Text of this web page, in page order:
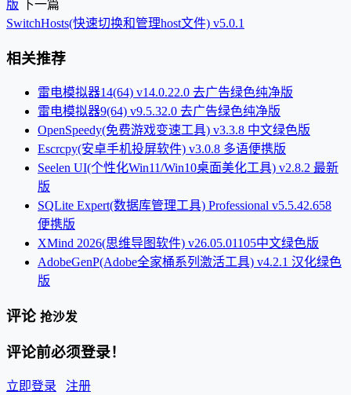
版
下一篇
SwitchHosts(快速切换和管理host文件) v5.0.1
相关推荐
雷电模拟器14(64) v14.0.22.0 去广告绿色纯净版
雷电模拟器9(64) v9.5.32.0 去广告绿色纯净版
OpenSpeedy(免费游戏变速工具) v3.3.8 中文绿色版
Escrcpy(安卓手机投屏软件) v3.0.8 多语便携版
Seelen UI(个性化Win11/Win10桌面美化工具) v2.8.2 最新
版
SQLite Expert(数据库管理工具) Professional v5.5.42.658
便携版
XMind 2026(思维导图软件) v26.05.01105中文绿色版
AdobeGenP(Adobe全家桶系列激活工具) v4.2.1 汉化绿色
版
评论 抢沙发
评论前必须登录！
立即登录 注册